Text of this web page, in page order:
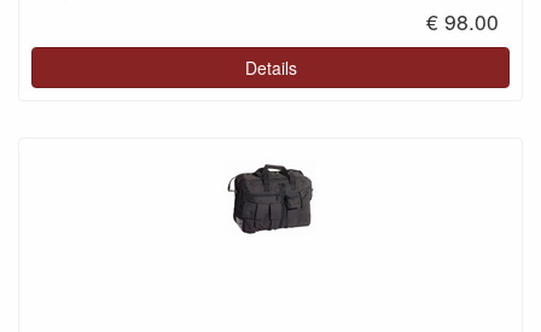
€ 98.00
Details